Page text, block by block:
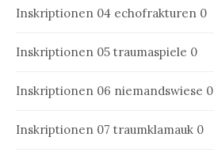
Inskriptionen 04 echofrakturen 0
Inskriptionen 05 traumaspiele 0
Inskriptionen 06 niemandswiese 0
Inskriptionen 07 traumklamauk 0